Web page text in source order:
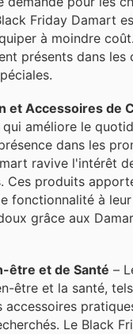
Friday Damart
à moindre
présents dans les
et Accessoires de
améliore le
dans les
ravive l'intérêt
Ces produits
fonctionnalité à
grâce aux
être et de Santé –
être et la santé,
accessoires
Le Black